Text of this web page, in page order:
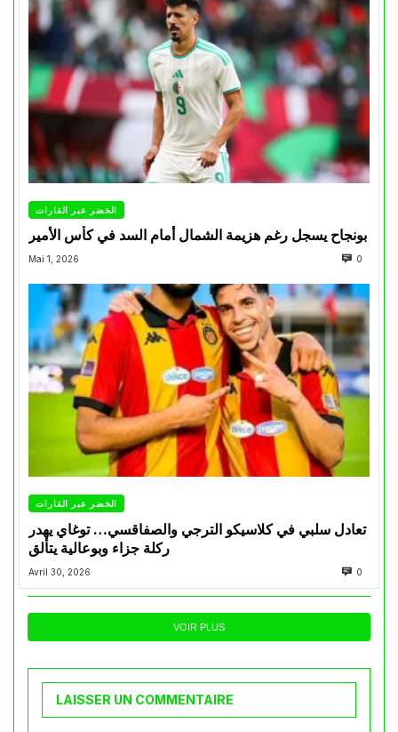
الخضر عبر القارات
بونجاح يسجل رغم هزيمة الشمال أمام السد في كأس الأمير
Mai 1, 2026 0
الخضر عبر القارات
تعادل سلبي في كلاسيكو الترجي والصفاقسي… توغاي يهدر
ركلة جزاء وبوعالية يتألق
Avril 30, 2026 0
VOIR PLUS
LAISSER UN COMMENTAIRE